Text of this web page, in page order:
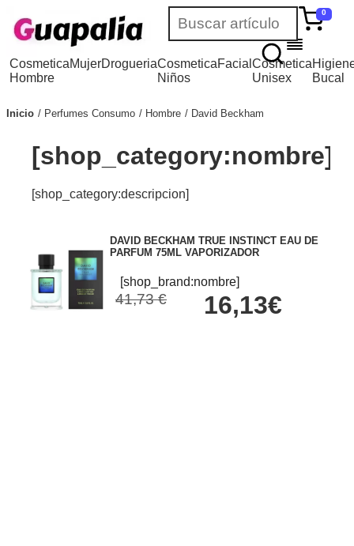
0
Cosmetica
Hombre
MujerDrogueriaCosmetica
Niños
FacialCosmetica
Unisex
Bucal
Inicio Perfumes Consumo Hombre David Beckham
[shop_category:nombre]
[shop_category:descripcion]
DAVID BECKHAM TRUE INSTINCT EAU DE
PARFUM 75ML VAPORIZADOR
[shop_brand:nombre]
41,73 € 16,13€